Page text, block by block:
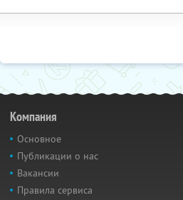
Компания
Основное
Публикации о нас
Вакансии
Правила сервиса